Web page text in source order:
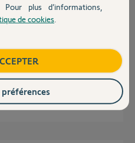
j'ai réussi a configurer un store, et
a ma Tahoma Switch toute
d'un an
plus d’informations,
de cookies